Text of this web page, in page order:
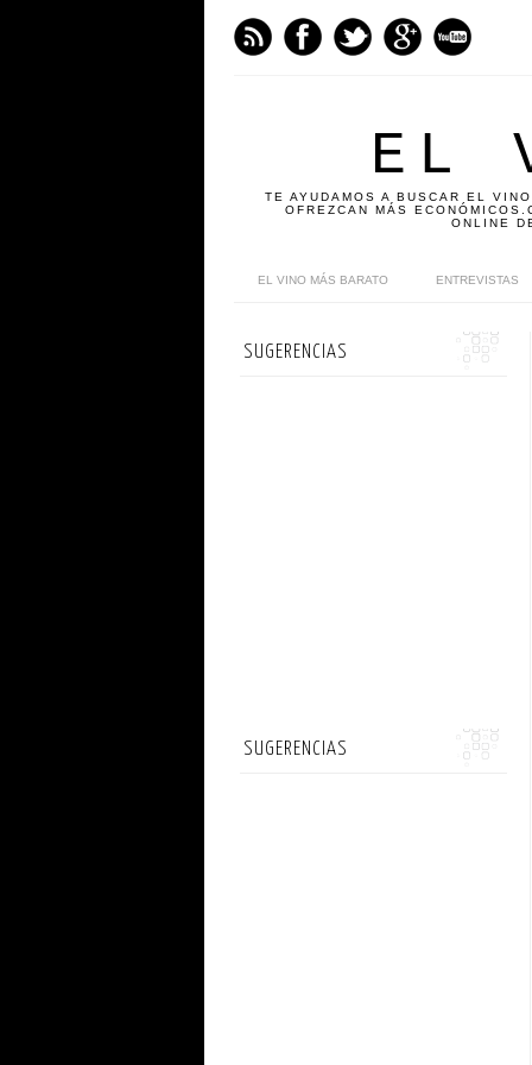
EL
TE AYUDAMOS A BUSCAR EL
OFREZCAN MÁS
ONLINE
EL VINO MÁS BARATO ENTREVISTAS
SUGERENCIAS
SUGERENCIAS